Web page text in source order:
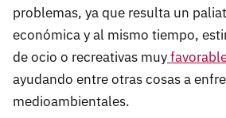
problemas, ya que resulta un
económica y al mismo tiempo,
de ocio o recreativas muy
ayudando entre otras cosas a
medioambientales.